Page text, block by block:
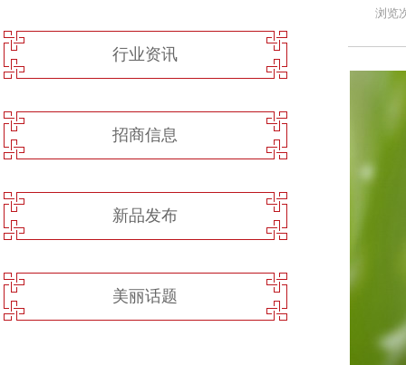
行业资讯
招商信息
新品发布
美丽话题
浏览